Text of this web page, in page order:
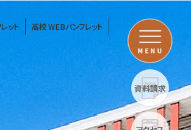
ット 高校 WEBパンフレット
MENU
資料請求